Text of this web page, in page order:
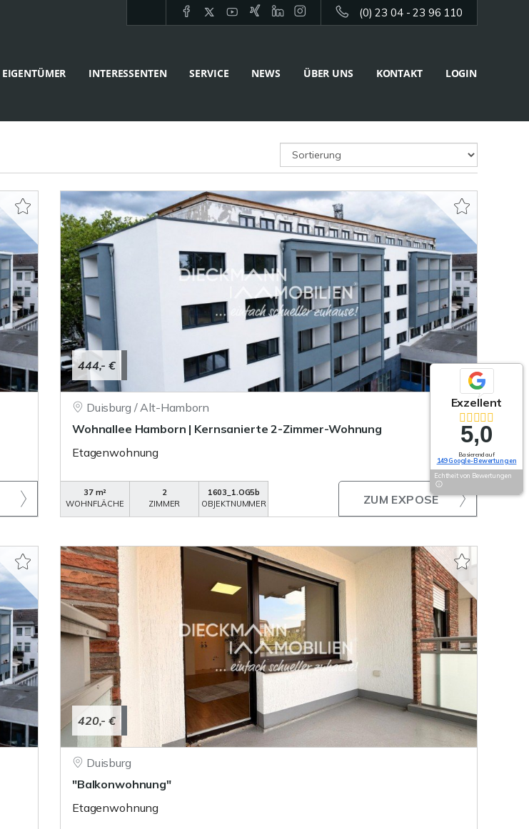
(0) 23 04 - 23 96 110
EIGENTÜMER INTERESSENTEN SERVICE NEWS ÜBER UNS KONTAKT LOGIN
444,- €
Duisburg / Alt-Hamborn
Wohnallee Hamborn | Kernsanierte 2-Zimmer-Wohnung
Etagenwohnung
37 m²
WOHNFLÄCHE
2
ZIMMER
1603_1.OG5b
OBJEKTNUMMER
ZUM EXPOSÉ
420,- €
Duisburg
"Balkonwohnung"
Etagenwohnung
Exzellent
5,0
Basierend auf
149 Google-Bewertungen
Echtheit von Bewertungen